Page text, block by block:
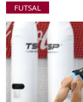
FUTSAL